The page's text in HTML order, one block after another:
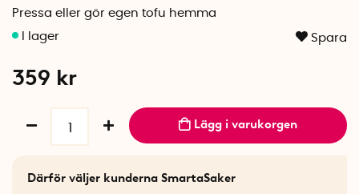
Pressa eller gör egen tofu hemma
Spara
359 kr
Lägg i varukorgen
Därför väljer kunderna SmartaSaker